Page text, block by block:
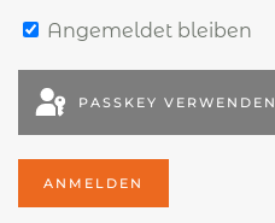
Angemeldet bleiben
PASSKEY VERWENDEN
ANMELDEN